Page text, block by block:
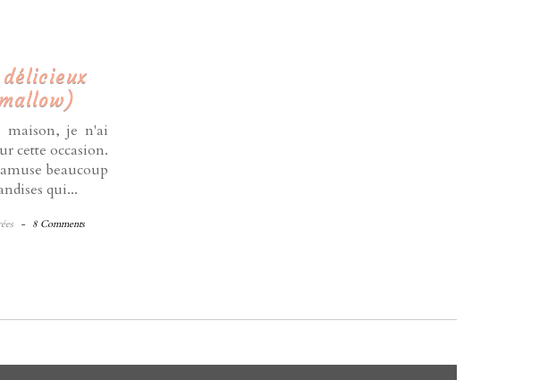
je n'ai
cette occasion.
beaucoup
qui...
- 8 Comments